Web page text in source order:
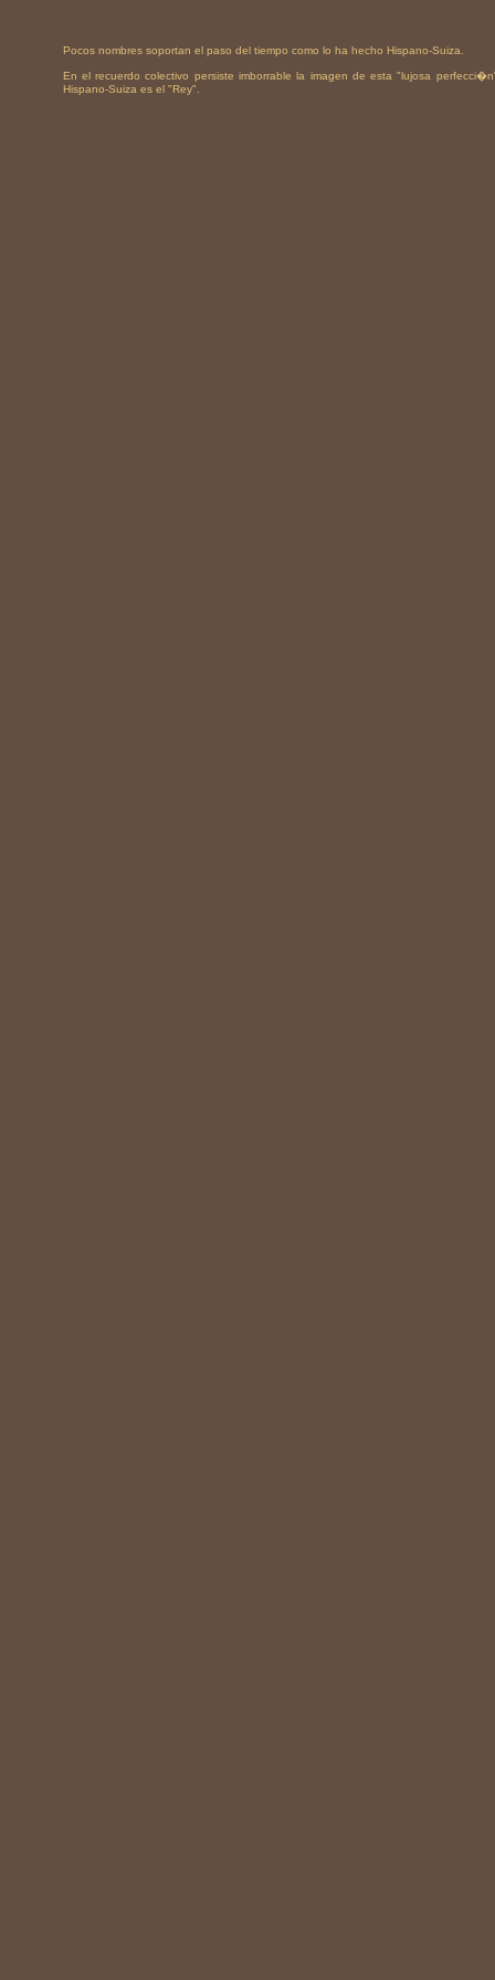
Pocos nombres soportan el paso del tiempo como lo ha hecho Hispano-Suiza.
En el recuerdo colectivo persiste imborrable la imagen de esta "lujosa
Hispano-Suiza es el "Rey".